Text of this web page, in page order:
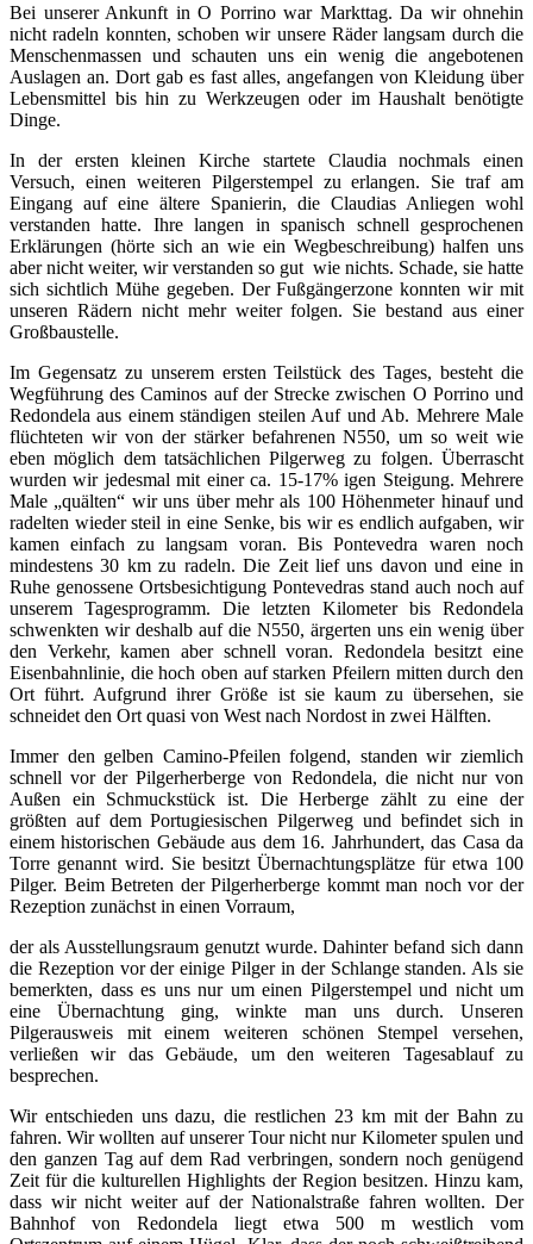
Bei unserer Ankunft in O Porrino war Markttag. Da wir ohnehin
nicht radeln konnten, schoben wir unsere Räder langsam durch die
Menschenmassen und schauten uns ein wenig die angebotenen
Auslagen an. Dort gab es fast alles, angefangen von Kleidung über
Lebensmittel bis hin zu Werkzeugen oder im Haushalt benötigte
Dinge.
In der ersten kleinen Kirche startete Claudia nochmals einen
Versuch, einen weiteren Pilgerstempel zu erlangen. Sie traf am
Eingang auf eine ältere Spanierin, die Claudias Anliegen wohl
verstanden hatte. Ihre langen in spanisch schnell gesprochenen
Erklärungen (hörte sich an wie ein Wegbeschreibung) halfen uns
aber nicht weiter, wir verstanden so gut wie nichts. Schade, sie hatte
sich sichtlich Mühe gegeben. Der Fußgängerzone konnten wir mit
unseren Rädern nicht mehr weiter folgen. Sie bestand aus einer
Großbaustelle.
Im Gegensatz zu unserem ersten Teilstück des Tages, besteht die
Wegführung des Caminos auf der Strecke zwischen O Porrino und
Redondela aus einem ständigen steilen Auf und Ab. Mehrere Male
flüchteten wir von der stärker befahrenen N550, um so weit wie
eben möglich dem tatsächlichen Pilgerweg zu folgen. Überrascht
wurden wir jedesmal mit einer ca. 15-17% igen Steigung. Mehrere
Male „quälten“ wir uns über mehr als 100 Höhenmeter hinauf und
radelten wieder steil in eine Senke, bis wir es endlich aufgaben, wir
kamen einfach zu langsam voran. Bis Pontevedra waren noch
mindestens 30 km zu radeln. Die Zeit lief uns davon und eine in
Ruhe genossene Ortsbesichtigung Pontevedras stand auch noch auf
unserem Tagesprogramm. Die letzten Kilometer bis Redondela
schwenkten wir deshalb auf die N550, ärgerten uns ein wenig über
den Verkehr, kamen aber schnell voran. Redondela besitzt eine
Eisenbahnlinie, die hoch oben auf starken Pfeilern mitten durch den
Ort führt. Aufgrund ihrer Größe ist sie kaum zu übersehen, sie
schneidet den Ort quasi von West nach Nordost in zwei Hälften.
Immer den gelben Camino-Pfeilen folgend, standen wir ziemlich
schnell vor der Pilgerherberge von Redondela, die nicht nur von
Außen ein Schmuckstück ist. Die Herberge zählt zu eine der
größten auf dem Portugiesischen Pilgerweg und befindet sich in
einem historischen Gebäude aus dem 16. Jahrhundert, das Casa da
Torre genannt wird. Sie besitzt Übernachtungsplätze für etwa 100
Pilger. Beim Betreten der Pilgerherberge kommt man noch vor der
Rezeption zunächst in einen Vorraum,
der als Ausstellungsraum genutzt wurde. Dahinter befand sich dann
die Rezeption vor der einige Pilger in der Schlange standen. Als sie
bemerkten, dass es uns nur um einen Pilgerstempel und nicht um
eine Übernachtung ging, winkte man uns durch. Unseren
Pilgerausweis mit einem weiteren schönen Stempel versehen,
verließen wir das Gebäude, um den weiteren Tagesablauf zu
besprechen.
Wir entschieden uns dazu, die restlichen 23 km mit der Bahn zu
fahren. Wir wollten auf unserer Tour nicht nur Kilometer spulen und
den ganzen Tag auf dem Rad verbringen, sondern noch genügend
Zeit für die kulturellen Highlights der Region besitzen. Hinzu kam,
dass wir nicht weiter auf der Nationalstraße fahren wollten. Der
Bahnhof von Redondela liegt etwa 500 m westlich vom